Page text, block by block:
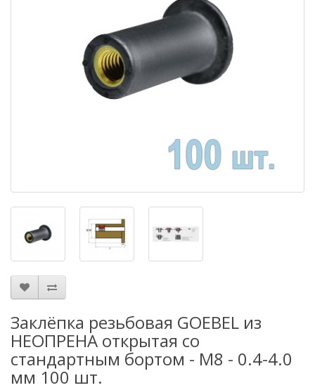
Заклёпка резьбовая GOEBEL из
НЕОПРЕНА открытая со
стандартным бортом - М8 - 0.4-4.0
мм 100 шт.